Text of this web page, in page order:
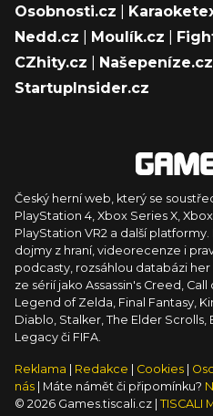
Osobnosti.cz
Nedd.cz
Moulík.cz
CZhity.cz
Našepeníze.cz
StartupInsider.cz
Český herní web, který se
PlayStation 4, Xbox Series X,
PlayStation VR2 a další
dojmy z hraní, videorecenze i
podcasty, rozsáhlou databázi
ze sérií jako Assassin's Creed,
Legend of Zelda, Final Fantasy,
Diablo, Stalker, The Elder
Legacy či FIFA.
Reklama Redakce Cookies
nás
| Máte námět či připomínku?
© 2026 Games.tiscali.cz | TISCALI